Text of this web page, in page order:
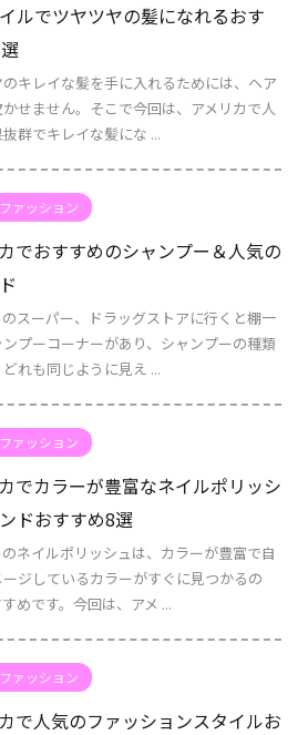
ルでツヤツヤの髪になれるおす
キレイな髪を手に入れるためには、ヘア
せません。そこで今回は、アメリカで人
群でキレイな髪にな ...
ァッション
でおすすめのシャンプー＆人気の
スーパー、ドラッグストアに行くと棚一
プーコーナーがあり、シャンプーの種類
れも同じように見え ...
ァッション
でカラーが豊富なネイルポリッシ
ドおすすめ8選
ネイルポリッシュは、カラーが豊富で自
ジしているカラーがすぐに見つかるの
めです。今回は、アメ ...
ァッション
で人気のファッションスタイルお